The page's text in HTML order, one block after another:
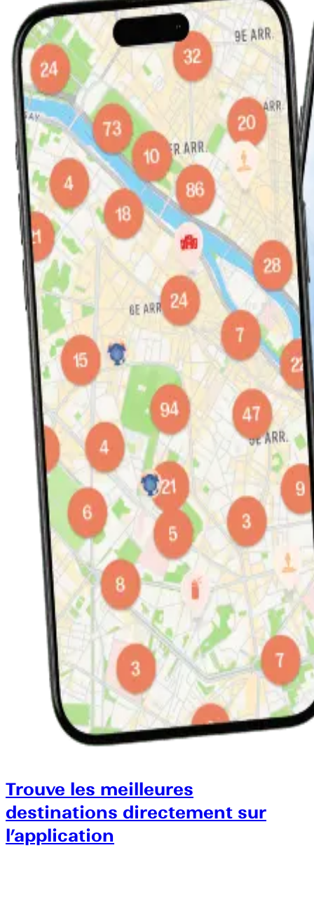
Trouve les meilleures
destinations directement sur
l’application